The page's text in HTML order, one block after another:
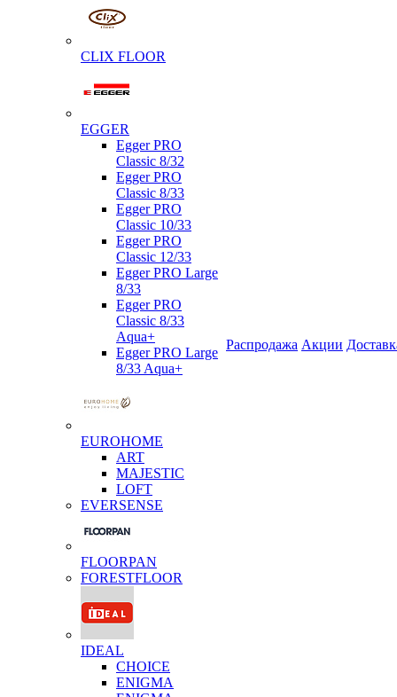
CLIX FLOOR
EGGER
Egger PRO
Classic 8/32
Egger PRO
Classic 8/33
Egger PRO
Classic 10/33
Egger PRO
Classic 12/33
Egger PRO Large
8/33
Egger PRO
Classic 8/33
Aqua+
Egger PRO Large
8/33 Aqua+
EUROHOME
ART
MAJESTIC
LOFT
EVERSENSE
FLOORPAN
FORESTFLOOR
IDEAL
CHOICE
ENIGMA
Распродажа Акции